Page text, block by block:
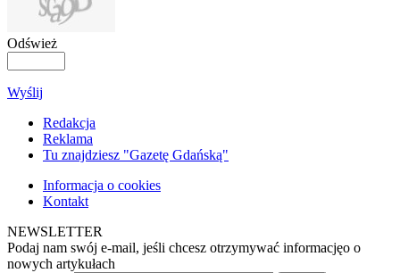
Odśwież
Wyślij
Redakcja
Reklama
Tu znajdziesz "Gazetę Gdańską"
Informacja o cookies
Kontakt
NEWSLETTER
Podaj nam swój e-mail, jeśli chcesz otrzymywać informacjęo o
nowych artykułach